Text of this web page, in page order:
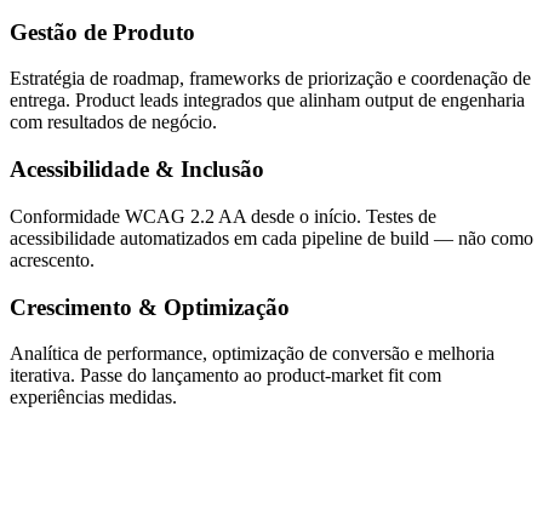
Gestão de Produto
Estratégia de roadmap, frameworks de priorização e coordenação de
entrega. Product leads integrados que alinham output de engenharia
com resultados de negócio.
Acessibilidade & Inclusão
Conformidade WCAG 2.2 AA desde o início. Testes de
acessibilidade automatizados em cada pipeline de build — não como
acrescento.
Crescimento & Optimização
Analítica de performance, optimização de conversão e melhoria
iterativa. Passe do lançamento ao product-market fit com
experiências medidas.